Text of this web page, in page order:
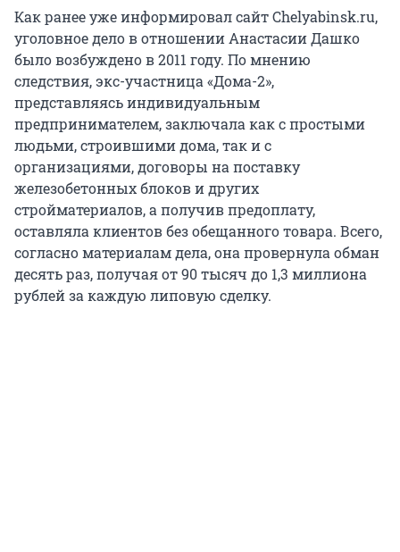
Как ранее уже информировал сайт Chelyabinsk.ru,
уголовное дело в отношении Анастасии Дашко
было возбуждено в 2011 году. По мнению
следствия, экс-участница «Дома-2»,
представляясь индивидуальным
предпринимателем, заключала как с простыми
людьми, строившими дома, так и с
организациями, договоры на поставку
железобетонных блоков и других
стройматериалов, а получив предоплату,
оставляла клиентов без обещанного товара. Всего,
согласно материалам дела, она провернула обман
десять раз, получая от 90 тысяч до 1,3 миллиона
рублей за каждую липовую сделку.